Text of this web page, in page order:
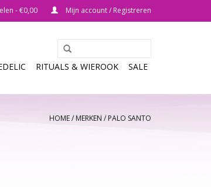
- €0,00 Mijn account / Registreren
RITUALS & WIEROOK SALE
HOME/MERKEN / PALO SANTO